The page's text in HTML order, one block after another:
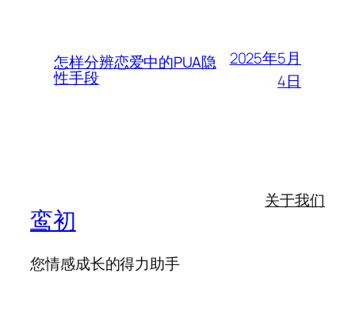
怎样分辨恋爱中的PUA隐
性手段
2025年5月
4日
鸾初
您情感成长的得力助手
关于我们